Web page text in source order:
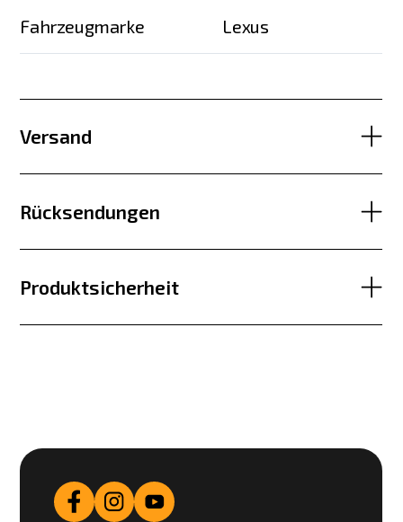
Fahrzeugmarke Lexus
Versand
Rücksendungen
Produktsicherheit